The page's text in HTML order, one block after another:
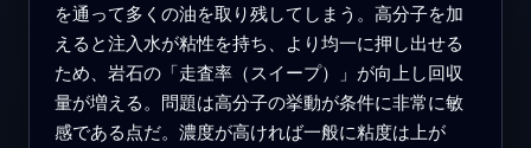
を通って多くの油を取り残してしまう。高分子を加
えると注入水が粘性を持ち、より均一に押し出せる
ため、岩石の「走査率（スイープ）」が向上し回収
量が増える。問題は高分子の挙動が条件に非常に敏
感である点だ。濃度が高ければ一般に粘度は上が